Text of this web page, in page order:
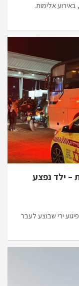
באירוע אלימות.
– ילד נפצע
ירי שבוצע לעבר